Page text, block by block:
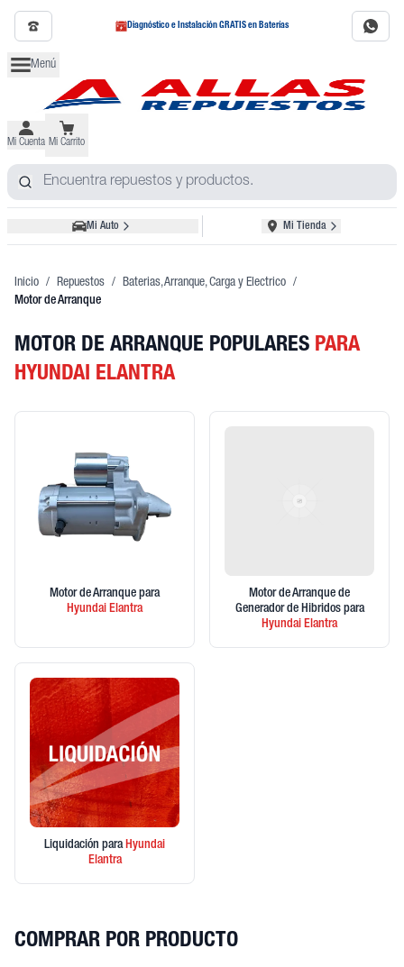
Diagnóstico e Instalación GRATIS en Baterías
Menú
Mi Cuenta Mi Carrito
Mi Auto Mi Tienda
Inicio / Repuestos / Baterias, Arranque, Carga y Electrico /
Motor de Arranque
MOTOR DE ARRANQUE POPULARES PARA
HYUNDAI ELANTRA
Motor de Arranque para
Hyundai Elantra
Motor de Arranque de
Generador de Hibridos para
Hyundai Elantra
Liquidación paraHyundai
Elantra
COMPRAR POR PRODUCTO